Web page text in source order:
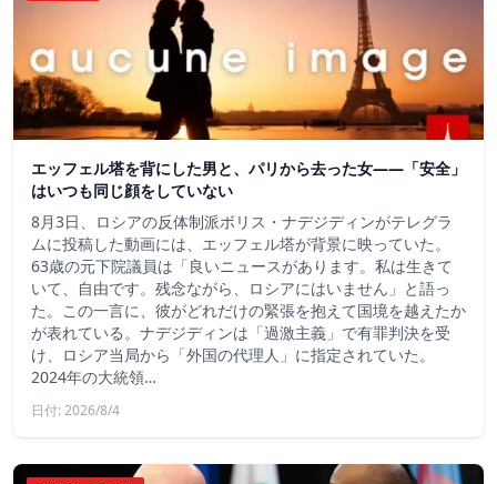
エッフェル塔を背にした男と、パリから去った女——「安全」
はいつも同じ顔をしていない
8月3日、ロシアの反体制派ボリス・ナデジディンがテレグラ
ムに投稿した動画には、エッフェル塔が背景に映っていた。
63歳の元下院議員は「良いニュースがあります。私は生きて
いて、自由です。残念ながら、ロシアにはいません」と語っ
た。この一言に、彼がどれだけの緊張を抱えて国境を越えたか
が表れている。ナデジディンは「過激主義」で有罪判決を受
け、ロシア当局から「外国の代理人」に指定されていた。
2024年の大統領…
日付: 2026/8/4